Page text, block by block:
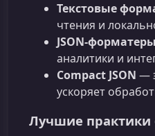
Текстовые
чтения и
JSON-форматеры
аналитики и
Compact JSON —
ускоряет
Лучшие